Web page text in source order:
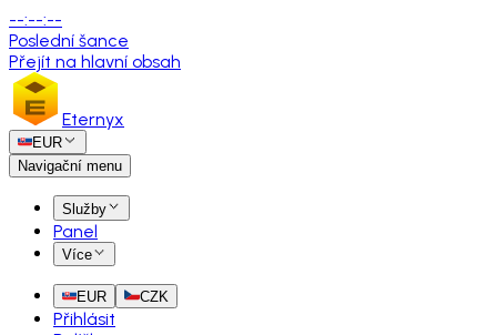
--:--:--
Poslední šance
Přejít na hlavní obsah
Eternyx
EUR
Navigační menu
Služby
Panel
Více
EUR CZK
Přihlásit